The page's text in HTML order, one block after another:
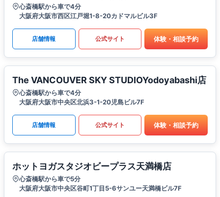
心斎橋駅から車で4分
大阪府大阪市西区江戸堀1-8-20カドマルビル3F
店舗情報 公式サイト 体験・相談予約
The VANCOUVER SKY STUDIOYodoyabashi店
心斎橋駅から車で4分
大阪府大阪市中央区北浜3-1-20児島ビル7F
店舗情報 公式サイト 体験・相談予約
ホットヨガスタジオビープラス天満橋店
心斎橋駅から車で5分
大阪府大阪市中央区谷町1丁目5-6サンユー天満橋ビル7F